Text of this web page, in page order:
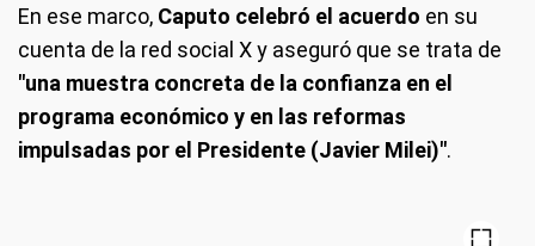
En ese marco, Caputo celebró el acuerdo en su
cuenta de la red social X y aseguró que se trata de
"una muestra concreta de la confianza en el
programa económico y en las reformas
impulsadas por el Presidente (Javier Milei)".